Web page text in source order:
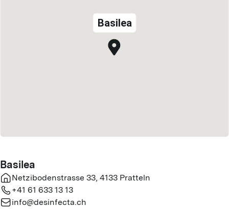
Basilea
Basilea
Netzibodenstrasse 33, 4133 Pratteln
+41 61 633 13 13
info@desinfecta.ch